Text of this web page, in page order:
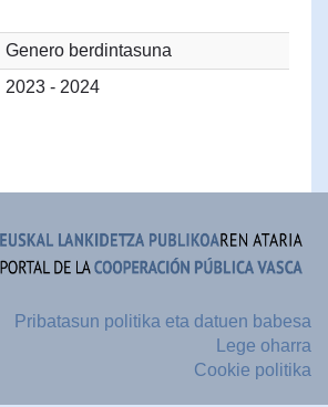
Genero berdintasuna
2023 - 2024
Pribatasun politika eta datuen babesa
Lege oharra
Cookie politika